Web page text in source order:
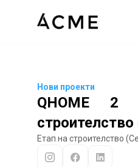
Нови проекти
QHOME
Етап на строителство